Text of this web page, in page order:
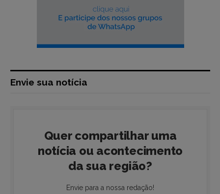
Envie sua notícia
Quer compartilhar uma
notícia ou acontecimento
da sua região?
Envie para a nossa redação!